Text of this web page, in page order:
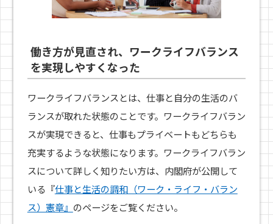
働き方が見直され、ワークライフバランス
を実現しやすくなった
ワークライフバランスとは、仕事と自分の生活のバ
ランスが取れた状態のことです。ワークライフバラン
スが実現できると、仕事もプライベートもどちらも
充実するような状態になります。ワークライフバラン
スについて詳しく知りたい方は、内閣府が公開して
いる『仕事と生活の調和（ワーク・ライフ・バラン
ス）憲章』 のページをご覧ください。